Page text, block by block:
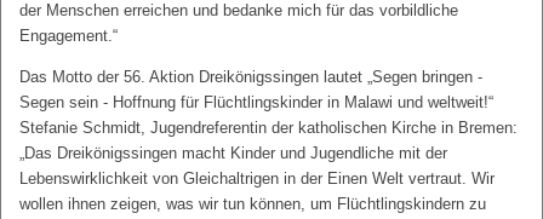
der Menschen erreichen und bedanke mich für das vorbildliche
Engagement.“
Das Motto der 56. Aktion Dreikönigssingen lautet „Segen bringen -
Segen sein - Hoffnung für Flüchtlingskinder in Malawi und weltweit!“
Stefanie Schmidt, Jugendreferentin der katholischen Kirche in Bremen:
„Das Dreikönigssingen macht Kinder und Jugendliche mit der
Lebenswirklichkeit von Gleichaltrigen in der Einen Welt vertraut. Wir
wollen ihnen zeigen, was wir tun können, um Flüchtlingskindern zu